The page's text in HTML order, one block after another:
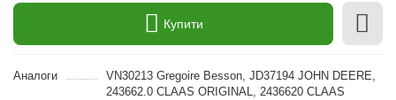
Купити
Аналоги
VN30213 Gregoire Besson, JD37194 JOHN DEERE,
243662.0 CLAAS ORIGINAL, 2436620 CLAAS